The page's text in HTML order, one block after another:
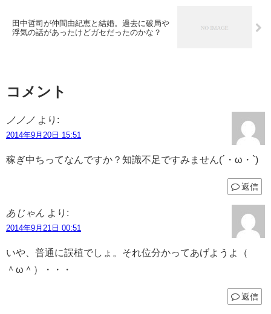
田中哲司が仲間由紀恵と結婚。過去に破局や
浮気の話があったけどガセだったのかな？
コメント
ノノノ より:
2014年9月20日 15:51
稼ぎ中ちってなんですか？知識不足ですみません(´・ω・`)
返信
あじゃん より:
2014年9月21日 00:51
いや、普通に誤植でしょ。それ位分かってあげようよ（
＾ω＾）・・・
返信